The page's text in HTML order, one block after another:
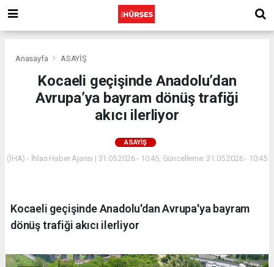
Anasayfa ASAYİŞ
Kocaeli geçişinde Anadolu’dan
Avrupa’ya bayram dönüş trafiği
akıcı ilerliyor
ASAYİŞ
(İHA) - İhlas Haber Ajansı | 31.05.2026 - 10:45, Güncelleme: 31.05.2026 - 10:45
Kocaeli geçişinde Anadolu'dan Avrupa'ya bayram
dönüş trafiği akıcı ilerliyor